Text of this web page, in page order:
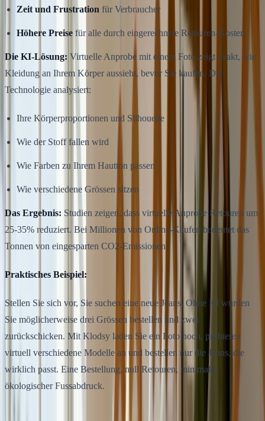
Zeit und Frustration für Verbraucher
Höhere Preise für alle durch eingerechnete Retouren-Kosten
Die KI-Lösung: Virtuelle Anprobe mit einem Foto zeigt exakt, wie
Kleidung an Ihrem Körper aussieht, bevor Sie kaufen. Die
Technologie analysiert:
Ihre Körperproportionen und Silhouette
Wie der Stoff fallen wird
Wie Farben zu Ihrem Hautton passen
Wie verschiedene Grössen sitzen
Das Ergebnis: Studien zeigen, dass virtuelle Anprobe Retouren um
25-35% reduziert. Bei Millionen von Online-Käufen bedeutet das
Tonnen von eingesparten CO2-Emissionen.
Praktisches Beispiel:
Stellen Sie sich vor, Sie suchen eine neue Jeans. Ohne KI würden
Sie möglicherweise drei Grössen bestellen und zwei
zurückschicken. Mit Klodsy laden Sie ein Foto hoch, probieren
virtuell verschiedene Modelle an und bestellen nur die Jeans, die
wirklich passt. Eine Bestellung, null Retouren, minimaler
ökologischer Fussabdruck.